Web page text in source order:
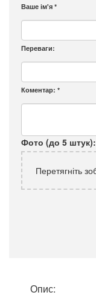
Ваше ім'я *
Переваги:
Коментар: *
Фото (до 5 штук):
Перетягніть
Опис: